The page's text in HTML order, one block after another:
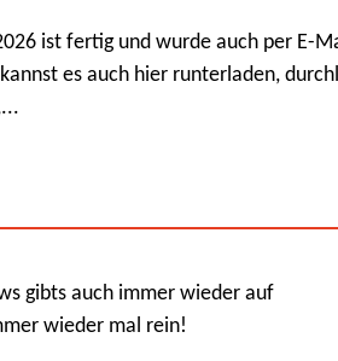
ist fertig und wurde auch per E-
es auch hier runterladen,
gibts auch immer wieder auf
wieder mal rein!